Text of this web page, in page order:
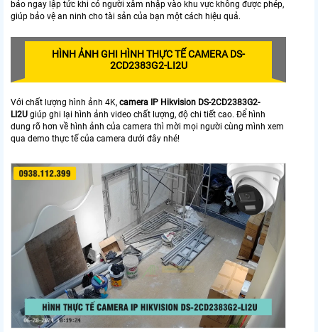
báo ngay lập tức khi có người xâm nhập vào khu vực không được phép,
giúp bảo vệ an ninh cho tài sản của bạn một cách hiệu quả.
HÌNH ẢNH GHI HÌNH THỰC TẾ CAMERA DS-
2CD2383G2-LI2U
Với chất lượng hình ảnh 4K, camera IP Hikvision DS-2CD2383G2-
LI2U giúp ghi lại hình ảnh video chất lượng, độ chi tiết cao. Để hình
dung rõ hơn về hình ảnh của camera thì mời mọi người cùng mình xem
qua demo thực tế của camera dưới đây nhé!